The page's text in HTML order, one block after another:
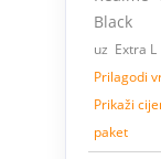
Black
uz Extra
Prilagodi
Prikaži
paket